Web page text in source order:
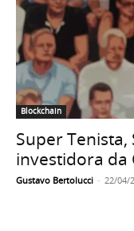
Blockchain
Super Tenista,
investidora da
Gustavo Bertolucci - 22/04/